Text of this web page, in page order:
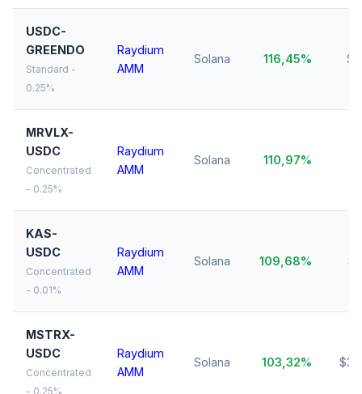
USDC-
GREENDO
Standard -
0.25%
Raydium
AMM
Solana 116,45%
MRVLX-
USDC
Concentrated
- 0.25%
Raydium
AMM
Solana 110,97%
KAS-
USDC
Concentrated
- 0.01%
Raydium
AMM
Solana 109,68%
MSTRX-
USDC
Concentrated
- 0.25%
Raydium
AMM
Solana 103,32%